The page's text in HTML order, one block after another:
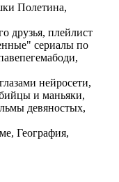
Полетина,
друзья, плейлист
сериалы по
нейросети,
и маньяки,
девяностых,
География,